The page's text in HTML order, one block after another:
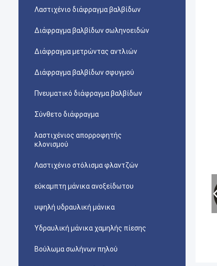
Λαστιχένιο διάφραγμα βαλβίδων
Διάφραγμα βαλβίδων σωληνοειδών
Διάφραγμα μετρώντας αντλιών
Διάφραγμα βαλβίδων σφυγμού
Πνευματικό διάφραγμα βαλβίδων
Σύνθετο διάφραγμα
λαστιχένιος απορροφητής
κλονισμού
Λαστιχένιο στόλισμα φλαντζών
εύκαμπτη μάνικα ανοξείδωτου
υψηλή υδραυλική μάνικα
Υδραυλική μάνικα χαμηλής πίεσης
Βούλωμα σωλήνων πηλού